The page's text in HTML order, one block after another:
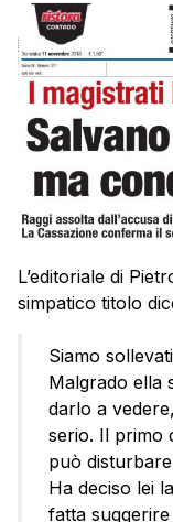
L’editoriale di
simpatico titolo
Siamo
Malgrado ella
darlo a
serio. Il primo
può
Ha deciso lei
fatta